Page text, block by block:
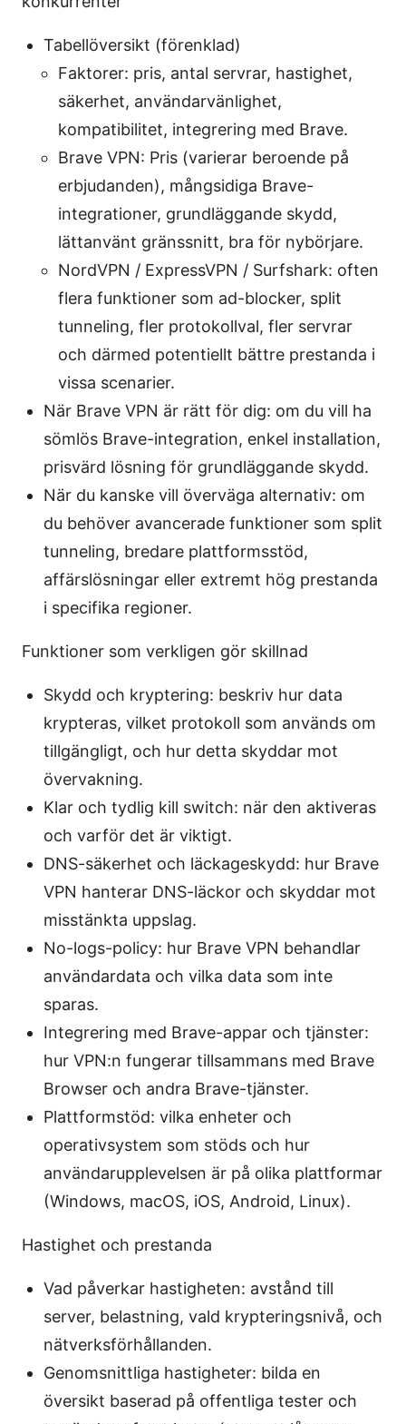
Tabellöversikt (förenklad)
Faktorer: pris, antal servrar, hastighet,
säkerhet, användarvänlighet,
kompatibilitet, integrering med Brave.
Brave VPN: Pris (varierar beroende på
erbjudanden), mångsidiga Brave-
integrationer, grundläggande skydd,
lättanvänt gränssnitt, bra för nybörjare.
NordVPN / ExpressVPN / Surfshark: often
flera funktioner som ad-blocker, split
tunneling, fler protokollval, fler servrar
och därmed potentiellt bättre prestanda i
vissa scenarier.
När Brave VPN är rätt för dig: om du vill ha
sömlös Brave-integration, enkel installation,
prisvärd lösning för grundläggande skydd.
När du kanske vill överväga alternativ: om
du behöver avancerade funktioner som split
tunneling, bredare plattformsstöd,
affärslösningar eller extremt hög prestanda
i specifika regioner.
Funktioner som verkligen gör skillnad
Skydd och kryptering: beskriv hur data
krypteras, vilket protokoll som används om
tillgängligt, och hur detta skyddar mot
övervakning.
Klar och tydlig kill switch: när den aktiveras
och varför det är viktigt.
DNS-säkerhet och läckageskydd: hur Brave
VPN hanterar DNS-läckor och skyddar mot
misstänkta uppslag.
No-logs-policy: hur Brave VPN behandlar
användardata och vilka data som inte
sparas.
Integrering med Brave-appar och tjänster:
hur VPN:n fungerar tillsammans med Brave
Browser och andra Brave-tjänster.
Plattformstöd: vilka enheter och
operativsystem som stöds och hur
användarupplevelsen är på olika plattformar
(Windows, macOS, iOS, Android, Linux).
Hastighet och prestanda
Vad påverkar hastigheten: avstånd till
server, belastning, vald krypteringsnivå, och
nätverksförhållanden.
Genomsnittliga hastigheter: bilda en
översikt baserad på offentliga tester och